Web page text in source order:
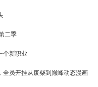
二季
个新职业
全员开挂从废柴到巅峰动态漫画